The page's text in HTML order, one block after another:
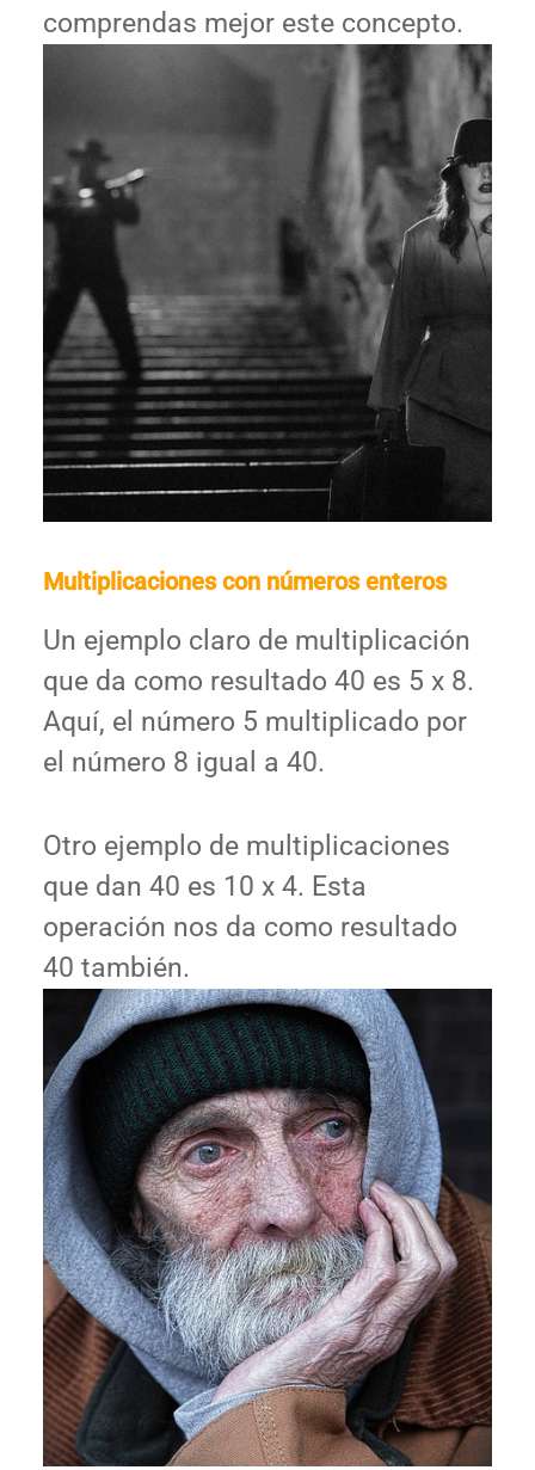
comprendas mejor este concepto.
Multiplicaciones con números enteros
Un ejemplo claro de multiplicación
que da como resultado 40 es 5 x 8.
Aquí, el número 5 multiplicado por
el número 8 igual a 40.
Otro ejemplo de multiplicaciones
que dan 40 es 10 x 4. Esta
operación nos da como resultado
40 también.